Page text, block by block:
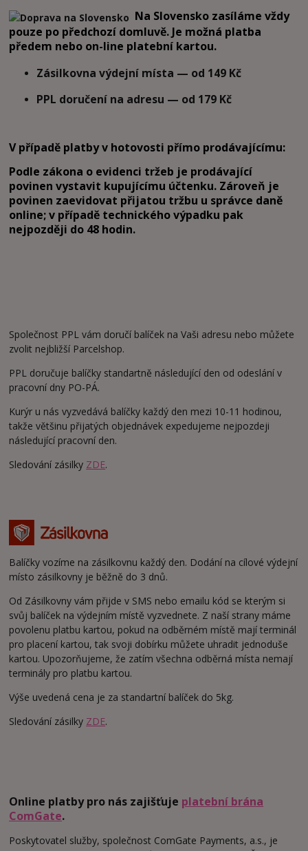
Na Slovensko zasíláme vždy
pouze po předchozí domluvě. Je možná platba
předem nebo on-line platební kartou.
Zásilkovna výdejní místa — od 149 Kč
PPL doručení na adresu — od 179 Kč
V případě platby v hotovosti přímo prodávajícímu:
Podle zákona o evidenci tržeb je prodávající
povinen vystavit kupujícímu účtenku. Zároveň je
povinen zaevidovat přijatou tržbu u správce daně
online; v případě technického výpadku pak
nejpozději do 48 hodin.
Společnost PPL vám doručí balíček na Vaši adresu nebo můžete
zvolit nejbližší Parcelshop.
PPL doručuje balíčky standartně následující den od odeslání v
pracovní dny PO-PÁ.
Kurýr u nás vyzvedává balíčky každý den mezi 10-11 hodinou,
takže většinu přijatých objednávek expedujeme nejpozdeji
následující pracovní den.
Sledování zásilky ZDE.
Balíčky vozíme na zásilkovnu každý den. Dodání na cílové výdejní
místo zásilkovny je běžně do 3 dnů.
Od Zásilkovny vám přijde v SMS nebo emailu kód se kterým si
svůj balíček na výdejním místě vyzvednete. Z naší strany máme
povolenu platbu kartou, pokud na odběrném místě mají terminál
pro placení kartou, tak svoji dobírku můžete uhradit jednoduše
kartou. Upozorňujeme, že zatím všechna odběrná místa nemají
terminály pro platbu kartou.
Výše uvedená cena je za standartní balíček do 5kg.
Sledování zásilky ZDE.
Online platby pro nás zajišťuje platební brána
ComGate.
Poskytovatel služby, společnost ComGate Payments, a.s., je